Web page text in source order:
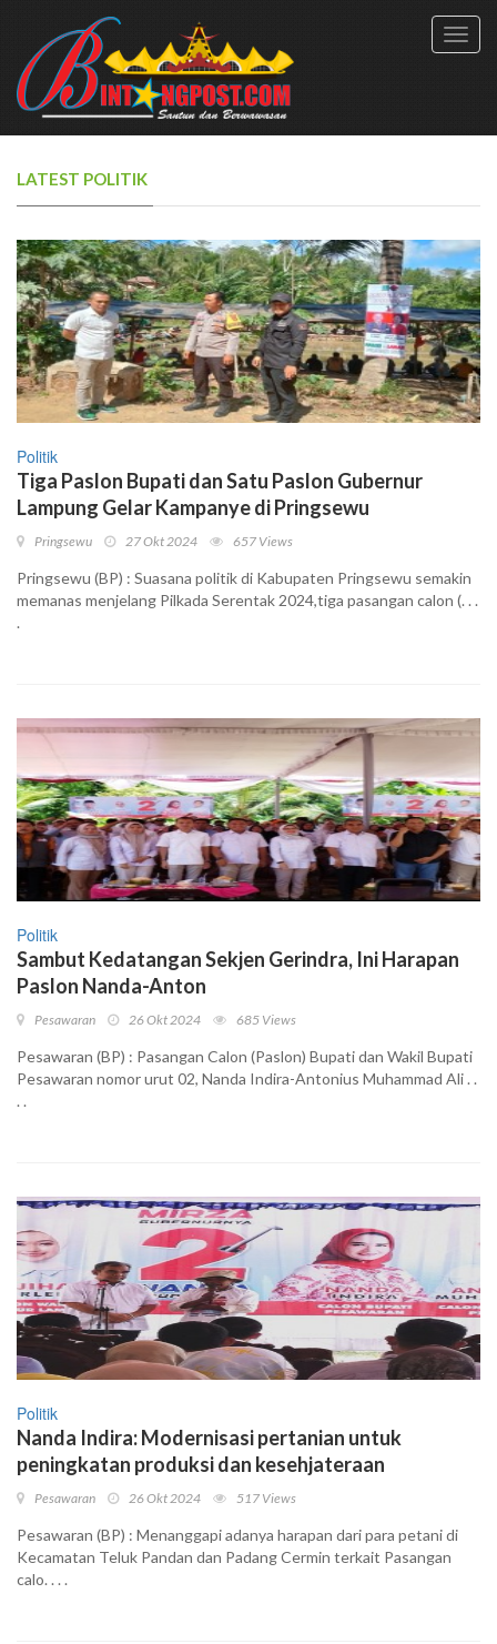
LATEST POLITIK
Politik
Tiga Paslon Bupati dan Satu Paslon Gubernur
Lampung Gelar Kampanye di Pringsewu
Pringsewu 27 Okt 2024 657 Views
Pringsewu (BP) : Suasana politik di Kabupaten Pringsewu semakin
memanas menjelang Pilkada Serentak 2024,tiga pasangan calon (. . .
.
Politik
Sambut Kedatangan Sekjen Gerindra, Ini Harapan
Paslon Nanda-Anton
Pesawaran 26 Okt 2024 685 Views
Pesawaran (BP) : Pasangan Calon (Paslon) Bupati dan Wakil Bupati
Pesawaran nomor urut 02, Nanda Indira-Antonius Muhammad Ali . .
. .
Politik
Nanda Indira: Modernisasi pertanian untuk
peningkatan produksi dan kesehjateraan
Pesawaran 26 Okt 2024 517 Views
Pesawaran (BP) : Menanggapi adanya harapan dari para petani di
Kecamatan Teluk Pandan dan Padang Cermin terkait Pasangan
calo. . . .